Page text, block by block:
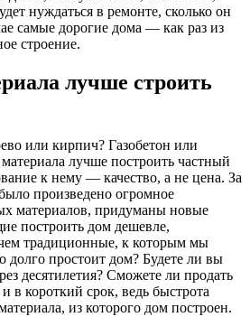
нуждаться в ремонте, сколько он
самые дорогие дома — как раз из
строение.
лучше строить
или кирпич? Газобетон или
лучше построить частный
к нему — качество, а не цена. За
произведено огромное
материалов, придуманы новые
построить дом дешевле,
чем традиционные, к которым мы
долго простоит дом? Будете ли вы
десятилетия? Сможете ли продать
в короткий срок, ведь быстрота
из которого дом построен.